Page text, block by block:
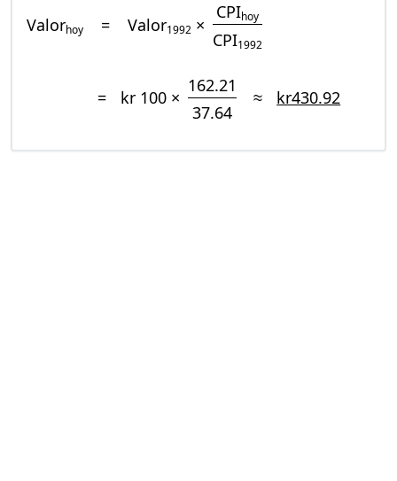
Valorhoy = Valor1992 ×
CPIhoy
CPI1992
= kr 100 ×
162.21
37.64
≈ kr430.92